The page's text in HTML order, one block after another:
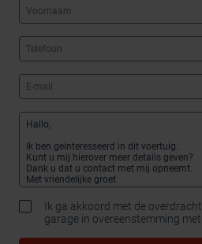
Ik ga akkoord met de
garage in overeenstemming